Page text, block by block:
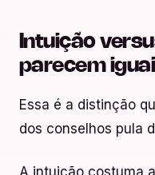
Intuição
parecem
Essa é a distinção
dos conselhos pula